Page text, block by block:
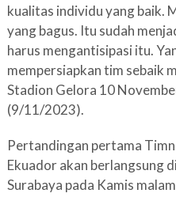
kualitas individu yang baik.
yang bagus. Itu sudah
harus mengantisipasi itu.
mempersiapkan tim sebaik
Stadion Gelora 10
(9/11/2023).
Pertandingan pertama
Ekuador akan berlangsung
Surabaya pada Kamis